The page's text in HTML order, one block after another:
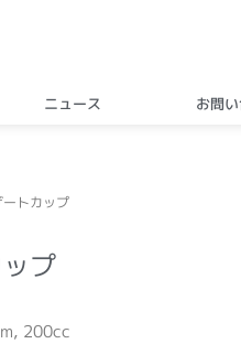
ニュース お問
トカップ
プ
200cc